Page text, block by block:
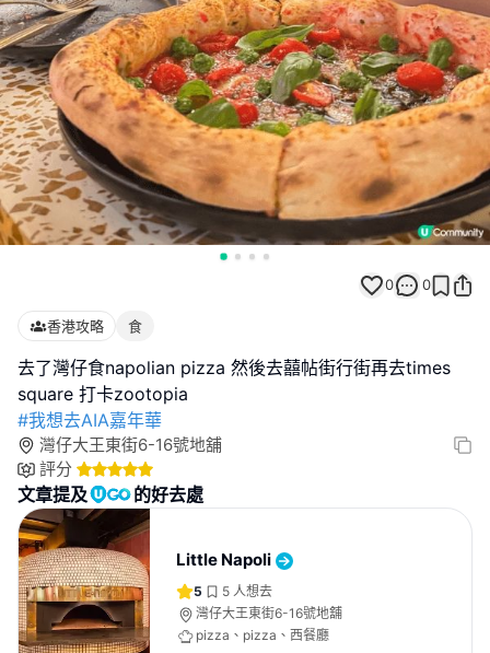
0 0
香港攻略 食
去了灣仔食napolian pizza 然後去囍帖街行街再去times
#我想去AIA嘉年華
灣仔大王東街6-16號地舖
評分
文章提及 的好去處
Little Napoli
5 5 人想去
灣仔大王東街6-16號地舖
pizza、pizza、西餐廳